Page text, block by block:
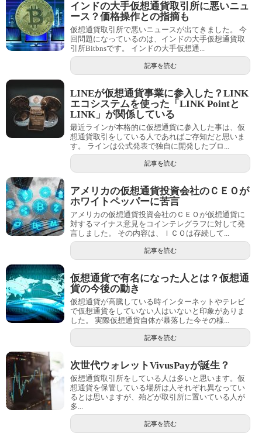
インドの大手仮想通貨取引所に悪いニュ
ース？価格操作との指摘も
仮想通貨取引所で悪いニュースが出てきました。 今
回問題になっているのは、インドの大手仮想通貨取
引所Bitbnsです。 インドの大手仮想通...
記事を読む
LINEが仮想通貨事業に参入した？LINK
エコシステムを使った「LINK Pointと
LINK」が関係している
最近ラインが本格的に仮想通貨に参入した事は、仮
想通貨取引をしている人であればご存知だと思いま
す。 ラインは公式発表で独自に開発したブロ...
記事を読む
アメリカの仮想通貨投資会社のＣＥＯが
ホワイトペッパーに苦言
アメリカの仮想通貨投資会社のＣＥＯが仮想通貨に
対するマイナス意見をコインテレグラフに対して発
言しました。 その内容は、ＩＣＯは存続して...
記事を読む
仮想通貨で有名になった人とは？仮想通
貨の今後の動き
仮想通貨が高騰している時インターネットやテレビ
で仮想通貨をしていない人はいないと印象がありま
した。 実際仮想通貨自体が暴落した今その様...
記事を読む
次世代ウォレットVivusPayが誕生？
仮想通貨取引所をしている人は多いと思います。仮
想通貨を保管している場所は人それぞれ異なってい
るとは思いますが、殆どが取引所に置いている人が
多...
記事を読む